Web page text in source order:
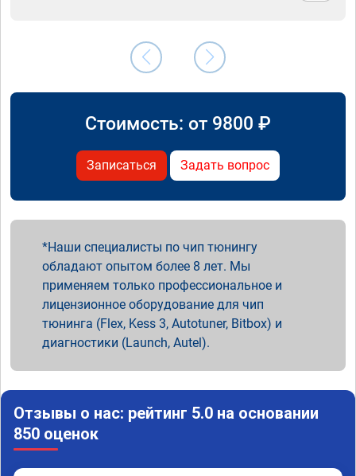
Стоимость: от 9800 ₽
Записаться Задать вопрос
Наши специалисты по чип тюнингу
обладают опытом более 8 лет. Мы
применяем только профессиональное и
лицензионное оборудование для чип
тюнинга (Flex, Kess 3, Autotuner, Bitbox) и
диагностики (Launch, Autel).
Отзывы о нас: рейтинг 5.0 на основании
850 оценок